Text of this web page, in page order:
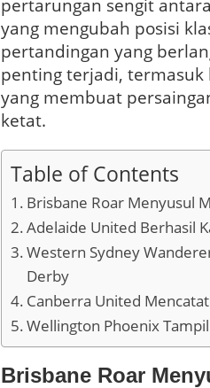
y
a
n
g
M
g
u
b
a
K
l
e
m
pertarungan sengit
yang mengubah posisi
pertandingan yang
penting terjadi, termasuk
yang membuat
ketat.
Table of Contents
Brisbane Roar Menyusul
Adelaide United Berhasil
Western Sydney
Derby
Canberra United
Wellington Phoenix
Brisbane Roar